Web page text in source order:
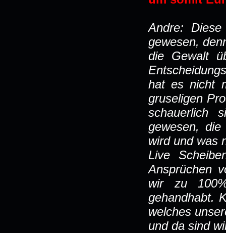
Andre:
gewesen,
die Gewalt
hat es nicht
gruseligen
schauerlich
gewesen,
wird und was
Live
Ansprüchen
wir zu
gehandhabt.
welches
und da sind